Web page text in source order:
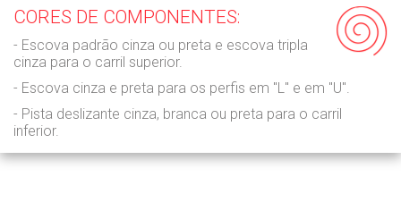
CORES DE COMPONENTES:
- Escova padrão cinza ou preta e escova tripla
cinza para o carril superior.
- Escova cinza e preta para os perfis em "L" e em "U".
- Pista deslizante cinza, branca ou preta para o carril
inferior.